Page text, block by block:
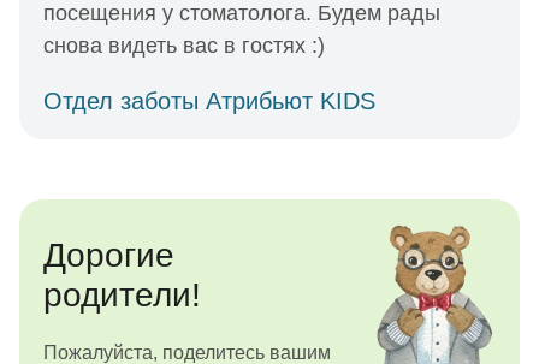
посещения у стоматолога. Будем рады
снова видеть вас в гостях :)
Отдел заботы Атрибьют KIDS
Дорогие
родители!
Пожалуйста, поделитесь вашим